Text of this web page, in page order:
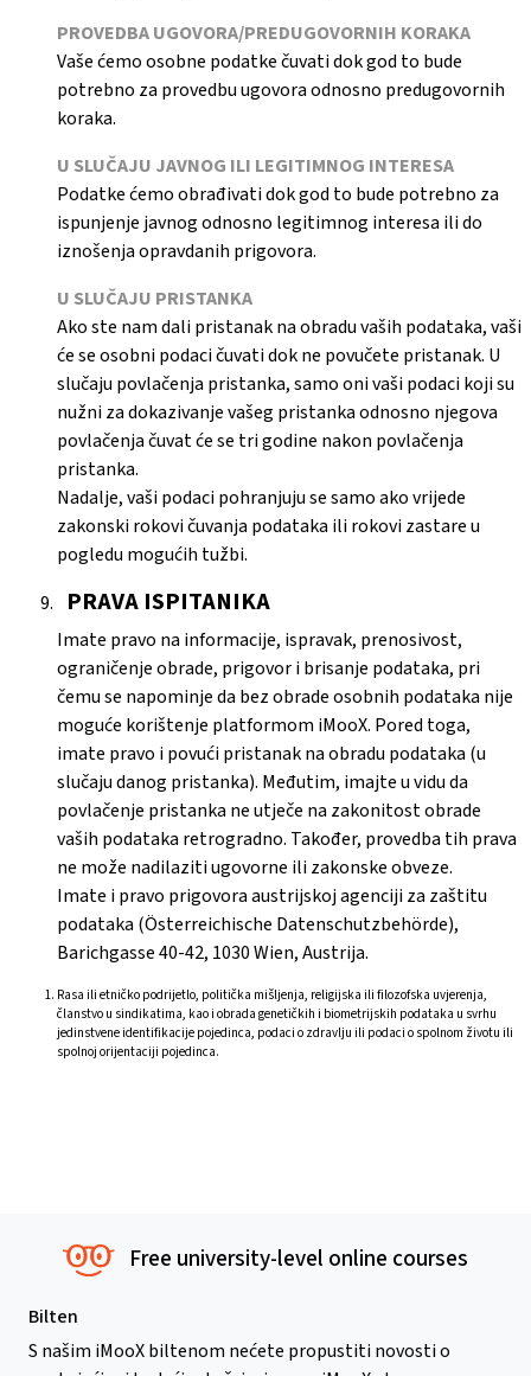
PROVEDBA UGOVORA/PREDUGOVORNIH KORAKA
Vaše ćemo osobne podatke čuvati dok god to bude
potrebno za provedbu ugovora odnosno predugovornih
koraka.
U SLUČAJU JAVNOG ILI LEGITIMNOG INTERESA
Podatke ćemo obrađivati dok god to bude potrebno za
ispunjenje javnog odnosno legitimnog interesa ili do
iznošenja opravdanih prigovora.
U SLUČAJU PRISTANKA
Ako ste nam dali pristanak na obradu vaših podataka, vaši
će se osobni podaci čuvati dok ne povučete pristanak. U
slučaju povlačenja pristanka, samo oni vaši podaci koji su
nužni za dokazivanje vašeg pristanka odnosno njegova
povlačenja čuvat će se tri godine nakon povlačenja
pristanka.
Nadalje, vaši podaci pohranjuju se samo ako vrijede
zakonski rokovi čuvanja podataka ili rokovi zastare u
pogledu mogućih tužbi.
PRAVA ISPITANIKA
Imate pravo na informacije, ispravak, prenosivost,
ograničenje obrade, prigovor i brisanje podataka, pri
čemu se napominje da bez obrade osobnih podataka nije
moguće korištenje platformom iMooX. Pored toga,
imate pravo i povući pristanak na obradu podataka (u
slučaju danog pristanka). Međutim, imajte u vidu da
povlačenje pristanka ne utječe na zakonitost obrade
vaših podataka retrogradno. Također, provedba tih prava
ne može nadilaziti ugovorne ili zakonske obveze.
Imate i pravo prigovora austrijskoj agenciji za zaštitu
podataka (Österreichische Datenschutzbehörde),
Barichgasse 40-42, 1030 Wien, Austrija.
Rasa ili etničko podrijetlo, politička mišljenja, religijska ili filozofska uvjerenja,
članstvo u sindikatima, kao i obrada genetičkih i biometrijskih podataka u svrhu
jedinstvene identifikacije pojedinca, podaci o zdravlju ili podaci o spolnom životu ili
spolnoj orijentaciji pojedinca.
Free university-level online courses
Bilten
S našim iMooX biltenom nećete propustiti novosti o